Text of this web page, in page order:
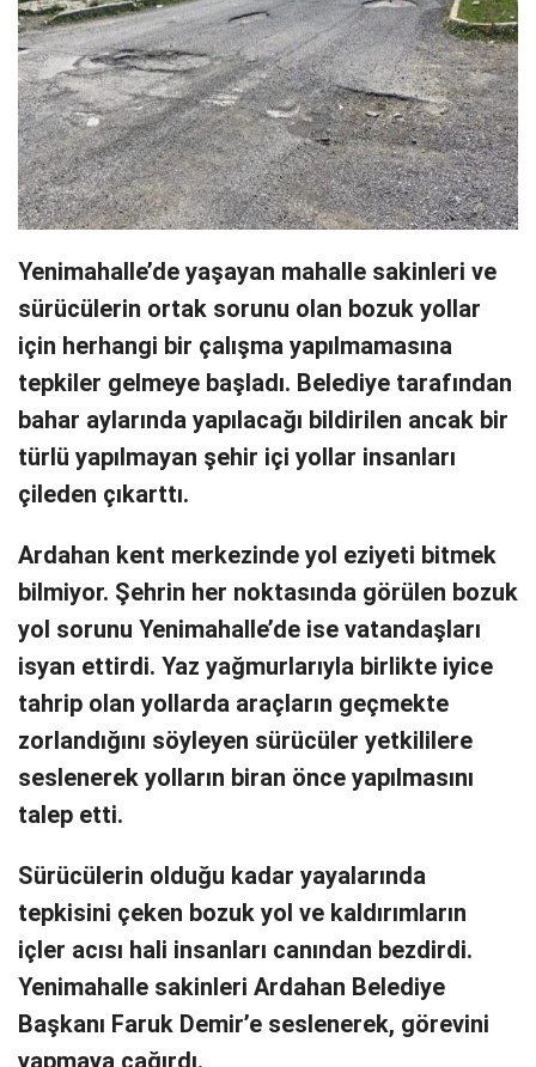
Yenimahalle’de yaşayan mahalle sakinleri ve
sürücülerin ortak sorunu olan bozuk yollar
için herhangi bir çalışma yapılmamasına
tepkiler gelmeye başladı. Belediye tarafından
bahar aylarında yapılacağı bildirilen ancak bir
türlü yapılmayan şehir içi yollar insanları
çileden çıkarttı.
Ardahan kent merkezinde yol eziyeti bitmek
bilmiyor. Şehrin her noktasında görülen bozuk
yol sorunu Yenimahalle’de ise vatandaşları
isyan ettirdi. Yaz yağmurlarıyla birlikte iyice
tahrip olan yollarda araçların geçmekte
zorlandığını söyleyen sürücüler yetkililere
seslenerek yolların biran önce yapılmasını
talep etti.
Sürücülerin olduğu kadar yayalarında
tepkisini çeken bozuk yol ve kaldırımların
içler acısı hali insanları canından bezdirdi.
Yenimahalle sakinleri Ardahan Belediye
Başkanı Faruk Demir’e seslenerek, görevini